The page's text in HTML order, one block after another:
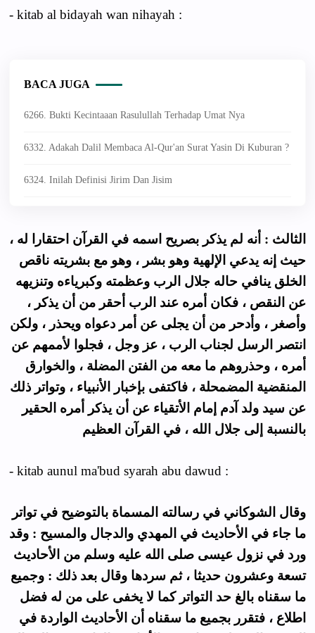
- kitab al bidayah wan nihayah :
BACA JUGA
6266. Bukti Kecintaaan Rasulullah Terhadap Umat Nya
6332. Adakah Dalil Membaca Al-Qur'an Surat Yasin Di Kuburan ?
6324. Inilah Definisi Jirim Dan Jisim
الثالث : أنه لم يذكر بصريح اسمه في القرآن احتقارا له ،
حيث إنه يدعي الإلهية وهو بشر ، وهو مع بشريته ناقص
الخلق ينافي حاله جلال الرب وعظمته وكبرياءه وتنزيهه
عن النقص ، فكان أمره عند الرب أحقر من أن يذكر ،
وأصغر ، وأدحر من أن يجلى عن أمر دعواه ويحذر ، ولكن
انتصر الرسل لجناب الرب ، عز وجل ، فجلوا لأممهم عن
أمره ، وحذروهم ما معه من الفتن المضلة ، والخوارق
المنقضية المضمحلة ، فاكتفى بإخبار الأنبياء ، وتواتر ذلك
عن سيد ولد آدم إمام الأتقياء عن أن يذكر أمره الحقير
بالنسبة إلى جلال الله ، في القرآن العظيم
- kitab aunul ma'bud syarah abu dawud :
وقال الشوكاني في رسالته المسماة بالتوضيح في تواتر
ما جاء في الأحاديث في المهدي والدجال والمسيح : وقد
ورد في نزول عيسى صلى الله عليه وسلم من الأحاديث
تسعة وعشرون حديثا ، ثم سردها وقال بعد ذلك : وجميع
ما سقناه بالغ حد التواتر كما لا يخفى على من له فضل
اطلاع ، فتقرر بجميع ما سقناه أن الأحاديث الواردة في